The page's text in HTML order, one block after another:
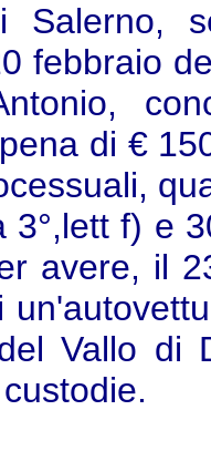
Salerno,
febbraio
di €
3°,lett f) e
avere, il
Vallo di